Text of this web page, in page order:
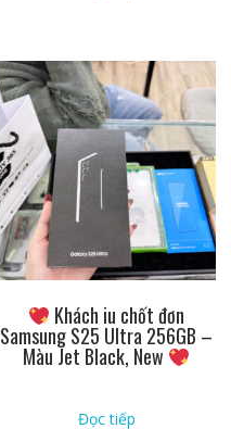
Khách iu chốt đơn
Samsung S25 Ultra 256GB –
Màu Jet Black, New
Đọc tiếp